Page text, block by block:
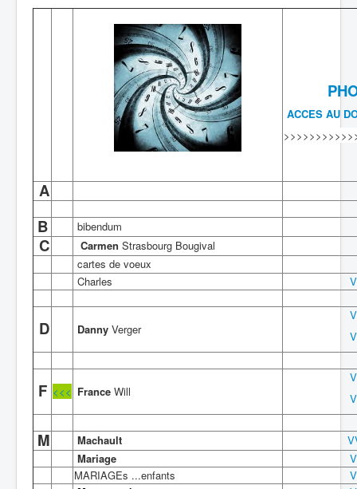
ACCES AU
A
B
bibendum
C Carmen Strasbourg Bougival
cartes de voeux
Charles
D Danny Verger
F <<< France Will
M Machault
Mariage
MARIAGEs ...enfants